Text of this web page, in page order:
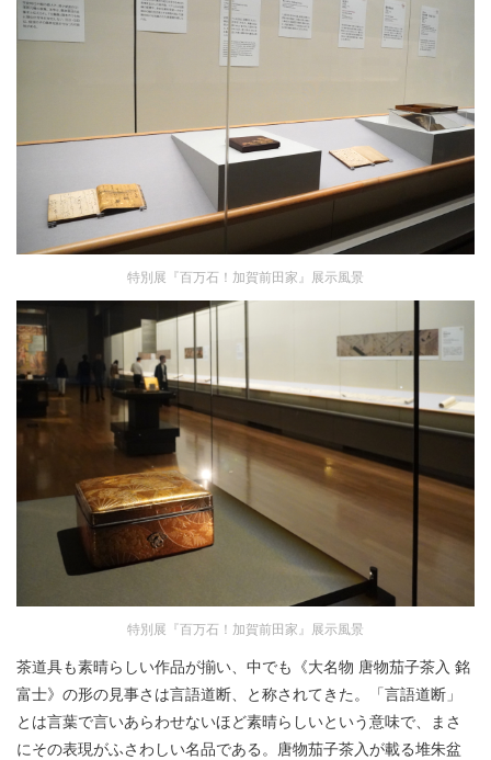
特別展『百万石！加賀前田家』展示風景
特別展『百万石！加賀前田家』展示風景
茶道具も素晴らしい作品が揃い、中でも《大名物 唐物茄子茶入 銘
富士》の形の見事さは言語道断、と称されてきた。「言語道断」
とは言葉で言いあらわせないほど素晴らしいという意味で、まさ
にその表現がふさわしい名品である。唐物茄子茶入が載る堆朱盆